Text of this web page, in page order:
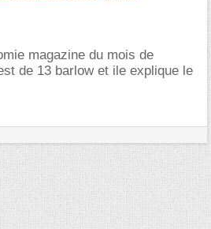
magazine du mois de
de 13 barlow et ile explique le